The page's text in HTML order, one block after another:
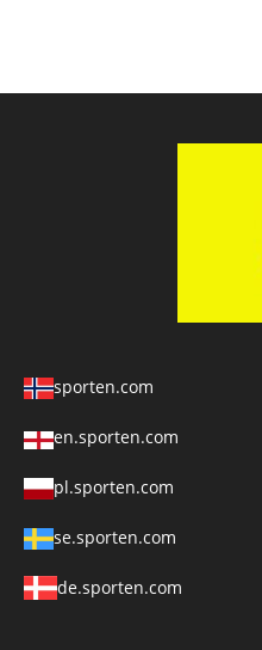
sporten.com
en.sporten.com
pl.sporten.com
se.sporten.com
de.sporten.com